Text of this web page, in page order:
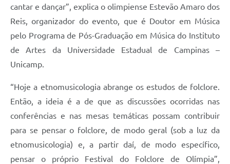
cantar e dançar”, explica o olimpiense Estevão Amaro dos
Reis, organizador do evento, que é Doutor em Música
pelo Programa de Pós-Graduação em Música do Instituto
de Artes da Universidade Estadual de Campinas –
Unicamp.
“Hoje a etnomusicologia abrange os estudos de folclore.
Então, a ideia é a de que as discussões ocorridas nas
conferências e nas mesas temáticas possam contribuir
para se pensar o folclore, de modo geral (sob a luz da
etnomusicologia) e, a partir daí, de modo específico,
pensar o próprio Festival do Folclore de Olímpia”,